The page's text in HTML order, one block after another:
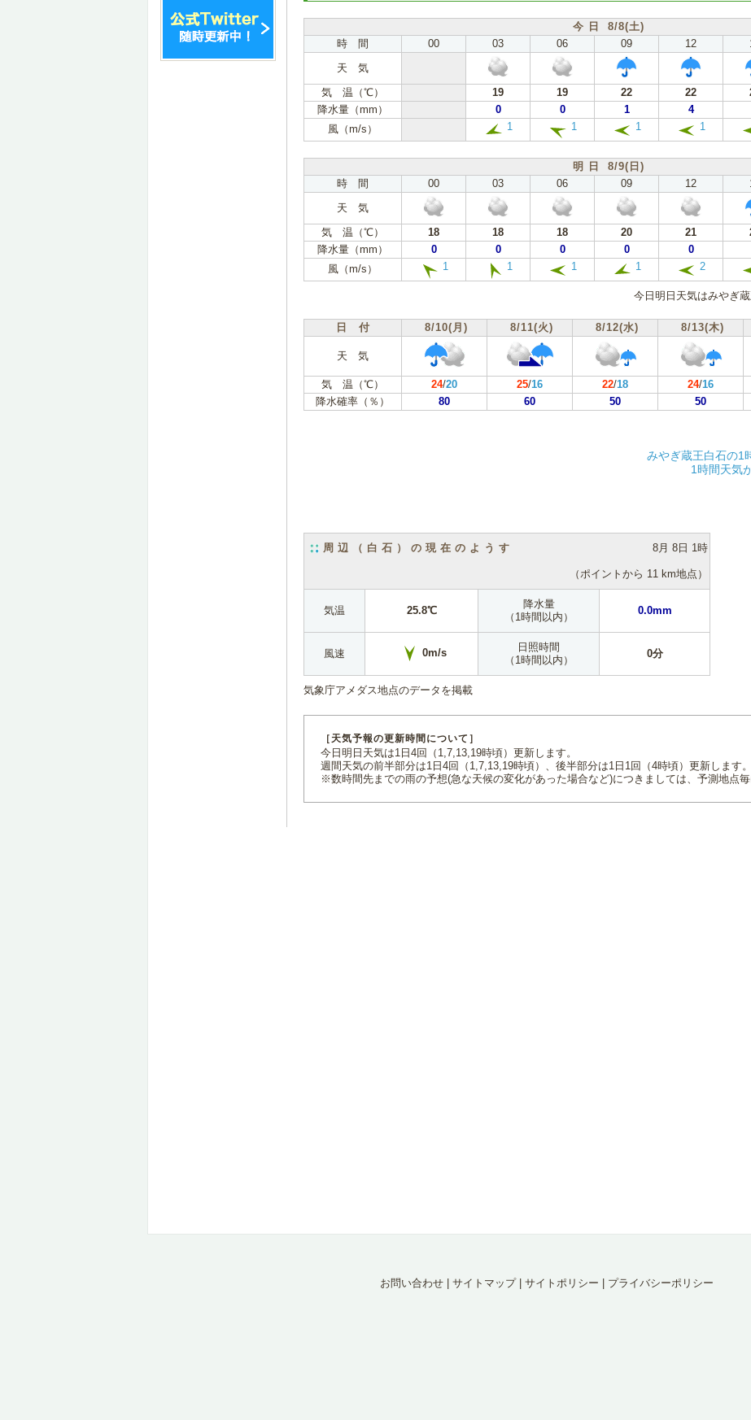
今 日 8/8(土)
時 間
00 03 06 09 12
天 気
気 温（℃）
19 19 22 22
降水量（mm）
0 0 1 4
風（m/s）
1 1 1 1
明 日 8/9(日)
時 間
00 03 06 09 12
天 気
気 温（℃）
18 18 18 20 21
降水量（mm）
0 0 0 0 0
風（m/s）
1 1 1 1 2
今日明日天気はみやぎ
日 付 8/10(月) 8/11(火) 8/12(水) 8/13(木)
天 気
気 温（℃） 24/20 25/16 22/18 24/16
降水確率（％）
80 60 50 50
みやぎ蔵王白石の1
1時間天気
周辺（白石）の現在のようす 8月 8日 1時
（ポイントから 11 km地点）
気温 25.8℃
降水量
（1時間以内）
0.0mm
風速 0m/s
日照時間
（1時間以内）
0分
気象庁アメダス地点のデータを掲載
［天気予報の更新時間について］
今日明日天気は1日4回（1,7,13,19時頃）更新します。
週間天気の前半部分は1日4回（1,7,13,19時頃）、後半部分は1日1回（4時頃）更新します。
※数時間先までの雨の予想(急な天候の変化があった場合など)につきましては、予測地点毎
お問い合わせ サイトマップ| サイトポリシー
プライバシーポリシー